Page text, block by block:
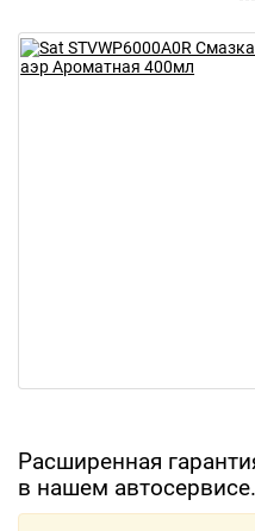
Расширенная
в нашем автосервисе.